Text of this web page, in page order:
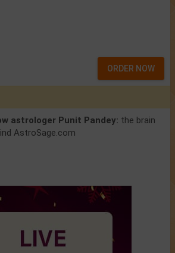
ORDER NOW
astrologer Punit Pandey: the brain
AstroSage.com